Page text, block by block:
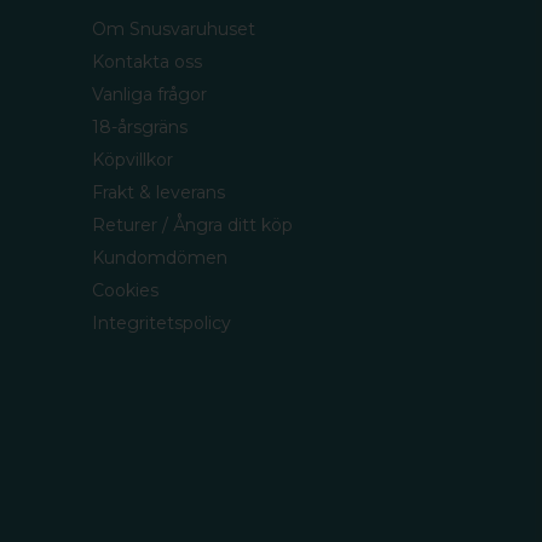
Om Snusvaruhuset
Kontakta oss
Vanliga frågor
18-årsgräns
Köpvillkor
Frakt & leverans
Returer / Ångra ditt köp
Kundomdömen
Cookies
Integritetspolicy